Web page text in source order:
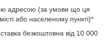
адресою (за умови що ця
або населеному пункті)*
безкоштовна від 10 000